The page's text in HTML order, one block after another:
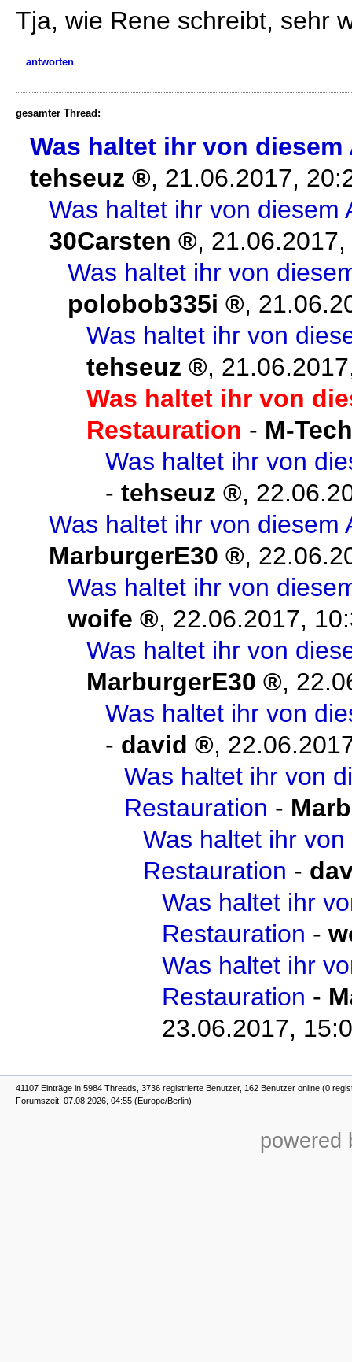
Tja, wie Rene schreibt, sehr
antworten
gesamter Thread:
Was haltet ihr von
tehseuz
, 21.06.2017,
Was haltet ihr von diesem
30Carsten
,
Was haltet ihr von
polobob335i
,
Was haltet ihr von
tehseuz
,
Was haltet ihr von
Restauration - M-
Was haltet ihr von
- tehseuz ,
Was haltet ihr von diesem
MarburgerE30
,
Was haltet ihr von
woife
, 22.06.2017,
Was haltet ihr von
MarburgerE30
,
Was haltet ihr von
- david ,
Was haltet ihr von
Restauration -
Was haltet ihr
Restauration -
Was haltet ihr
Restauration -
Was haltet ihr
Restauration -
23.06.2017,
41107 Einträge in 5984 Threads, 3736 registrierte Benutzer, 162 Benutzer online (0
Forumszeit: 07.08.2026, 04:55 (Europe/Berlin)
powered